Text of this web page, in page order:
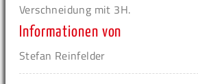
Verschneidung mit 3H.
Informationen von
Stefan Reinfelder